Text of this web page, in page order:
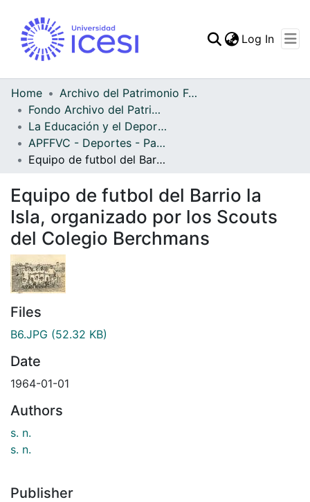
Log In
Home
Archivo del Patrimonio Fotográfico y Fílmico del Valle del Cauca
Fondo Archivo del Patrimonio Fotográfico y Fílmico del Valle del Cauca
La Educación y el Deporte
APFFVC - Deportes - Patrimonial
Equipo de futbol del Barrio la Isla, organizado por los Scouts del Colegio Berchmans
Equipo de futbol del Barrio la
Isla, organizado por los Scouts
del Colegio Berchmans
Files
B6.JPG (52.32 KB)
Date
1964-01-01
Authors
s. n.
s. n.
Publisher